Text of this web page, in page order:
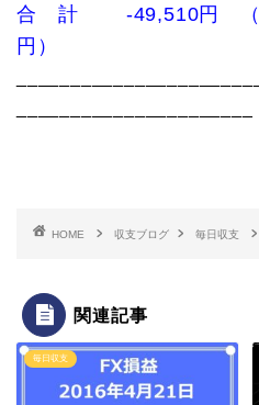
合 計 -49,510円 （1
円）
HOME 収支ブログ 毎日収支
関連記事
毎日収支